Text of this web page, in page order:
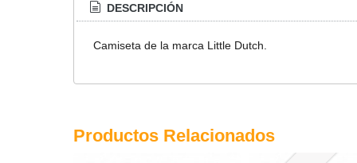
DESCRIPCIÓN
Camiseta de la marca Little Dutch.
Productos Relacionados